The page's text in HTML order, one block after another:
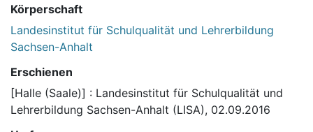
Körperschaft
Landesinstitut für Schulqualität und Lehrerbildung
Sachsen-Anhalt
Erschienen
[Halle (Saale)] : Landesinstitut für Schulqualität und
Lehrerbildung Sachsen-Anhalt (LISA), 02.09.2016